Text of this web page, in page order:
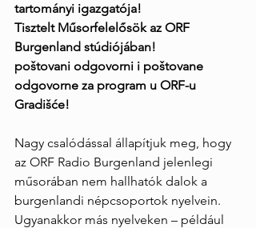
tartományi igazgatója!
Tisztelt Műsorfelelősök az ORF
Burgenland stúdiójában!
poštovani odgovorni i poštovane
odgovorne za program u ORF-u
Gradišće!
Nagy csalódással állapítjuk meg, hogy
az ORF Radio Burgenland jelenlegi
műsorában nem hallhatók dalok a
burgenlandi népcsoportok nyelvein.
Ugyanakkor más nyelveken – például